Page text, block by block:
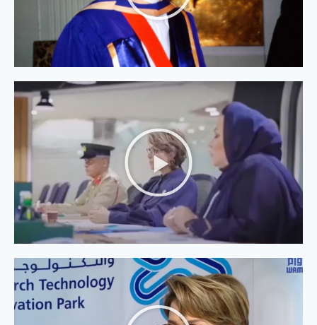
مناهل ثابت | جمعية الإمارات لرعاية الموهوبين